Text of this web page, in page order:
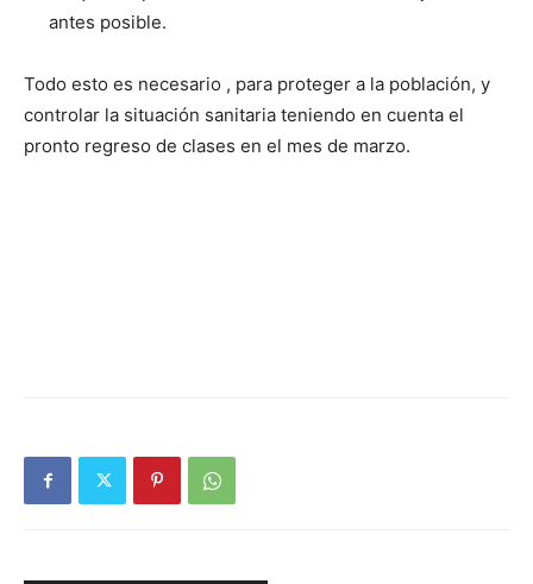
antes posible.
Todo esto es necesario , para proteger a la población, y
controlar la situación sanitaria teniendo en cuenta el
pronto regreso de clases en el mes de marzo.